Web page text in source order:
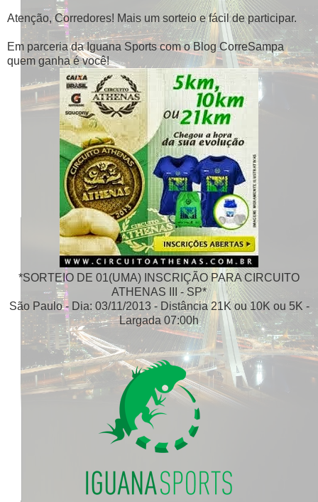
Atenção, Corredores! Mais um sorteio e fácil de participar.
Em parceria da Iguana Sports com o Blog CorreSampa
quem ganha é você!
*SORTEIO DE 01(UMA) INSCRIÇÃO PARA CIRCUITO
ATHENAS III - SP*
São Paulo - Dia: 03/11/2013 - Distância 21K ou 10K ou 5K -
Largada 07:00h